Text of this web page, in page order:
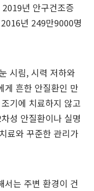
년 안구건조증
년 249만9000명
시림, 시력 저하와
게 흔한 안질환인 만
기에 치료하지 않고
성 안질환이나 실명
료와 꾸준한 관리가
서는 주변 환경이 건